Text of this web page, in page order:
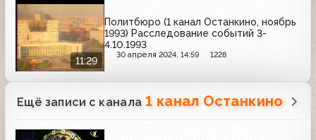
11:29
Политбюро (1 канал Останкино, ноябрь
1993) Расследование событий 3-
4.10.1993
30 апреля 2024, 14:59 1228
Ещё записи с канала 1 канал Останкино